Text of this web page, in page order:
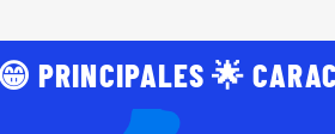
PRINCIPALES 🌟